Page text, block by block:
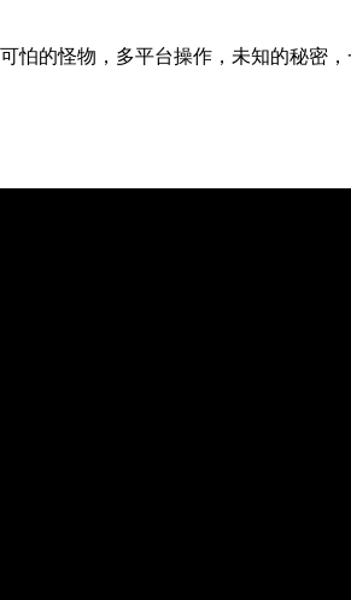
的怪物，多平台操作，未知的秘密，